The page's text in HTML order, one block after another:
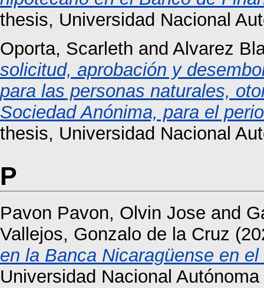
thesis, Universidad Nacional
Oporta, Scarleth and Alvarez
solicitud, aprobación y
para las personas naturales,
Sociedad Anónima, para el
thesis, Universidad Nacional
P
Pavon Pavon, Olvin Jose and
Vallejos, Gonzalo de la Cruz
en la Banca Nicaragüense en
Universidad Nacional